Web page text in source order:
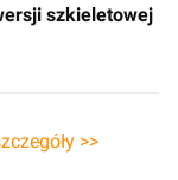
szkieletowej
>>